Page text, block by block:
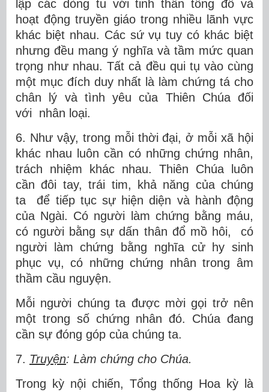
lập các dòng tu với tinh thần tông đồ và
hoạt động truyền giáo trong nhiều lãnh vực
khác biệt nhau. Các sứ vụ tuy có khác biệt
nhưng đều mang ý nghĩa và tầm mức quan
trọng như nhau. Tất cả đều qui tụ vào cùng
một mục đích duy nhất là làm chứng tá cho
chân lý và tình yêu của Thiên Chúa đối
với nhân loại.
6. Như vậy, trong mỗi thời đại, ở mỗi xã hội
khác nhau luôn cần có những chứng nhân,
trách nhiệm khác nhau. Thiên Chúa luôn
cần đôi tay, trái tim, khả năng của chúng
ta để tiếp tục sự hiện diện và hành động
của Ngài. Có người làm chứng bằng máu,
có người bằng sự dấn thân đổ mồ hôi, có
người làm chứng bằng nghĩa cử hy sinh
phục vụ, có những chứng nhân trong âm
thầm cầu nguyện.
Mỗi người chúng ta được mời gọi trở nên
một trong số chứng nhân đó. Chúa đang
cần sự đóng góp của chúng ta.
7. Truyện: Làm chứng cho Chúa.
Trong kỳ nội chiến, Tổng thống Hoa kỳ là